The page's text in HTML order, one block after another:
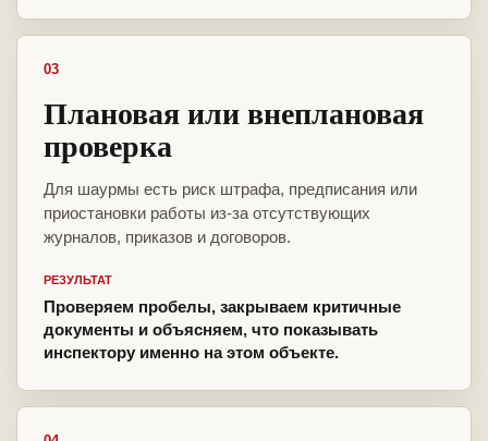
03
Плановая или внеплановая
проверка
Для шаурмы есть риск штрафа, предписания или
приостановки работы из-за отсутствующих
журналов, приказов и договоров.
РЕЗУЛЬТАТ
Проверяем пробелы, закрываем критичные
документы и объясняем, что показывать
инспектору именно на этом объекте.